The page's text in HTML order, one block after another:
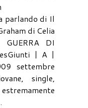
parlando di Il
di Celia
GUERRA DI
| A |
settembre
single,